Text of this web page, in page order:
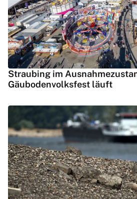
Straubing im
Gäubodenvolksfest läuft